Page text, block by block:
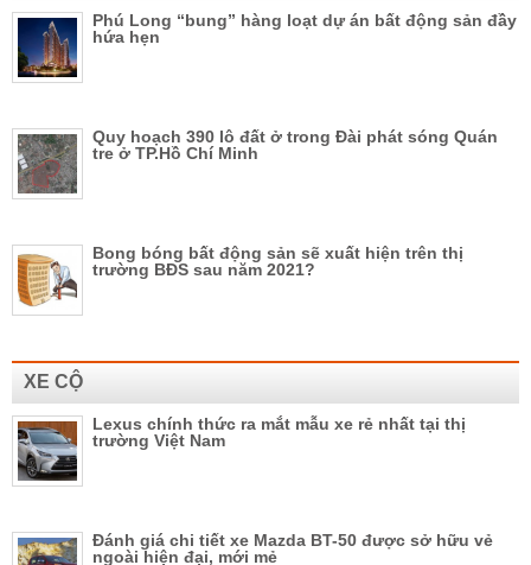
Phú Long “bung” hàng loạt dự án bất động sản đầy
hứa hẹn
Quy hoạch 390 lô đất ở trong Đài phát sóng Quán
tre ở TP.Hồ Chí Minh
Bong bóng bất động sản sẽ xuất hiện trên thị
trường BĐS sau năm 2021?
XE CỘ
Lexus chính thức ra mắt mẫu xe rẻ nhất tại thị
trường Việt Nam
Đánh giá chi tiết xe Mazda BT-50 được sở hữu vẻ
ngoài hiện đại, mới mẻ